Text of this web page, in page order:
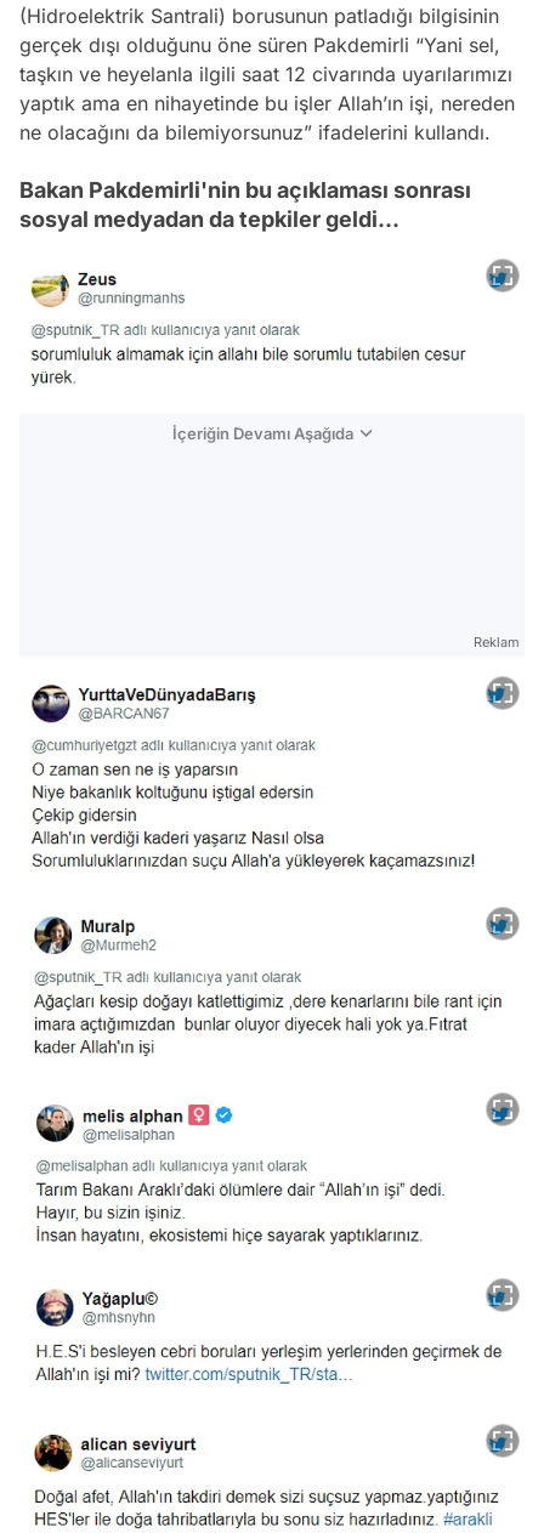
(Hidroelektrik Santrali) borusunun patladığı bilgisinin
gerçek dışı olduğunu öne süren Pakdemirli “Yani sel,
taşkın ve heyelanla ilgili saat 12 civarında uyarılarımızı
yaptık ama en nihayetinde bu işler Allah’ın işi, nereden
ne olacağını da bilemiyorsunuz” ifadelerini kullandı.
Bakan Pakdemirli'nin bu açıklaması sonrası
sosyal medyadan da tepkiler geldi...
İçeriğin Devamı Aşağıda
Reklam